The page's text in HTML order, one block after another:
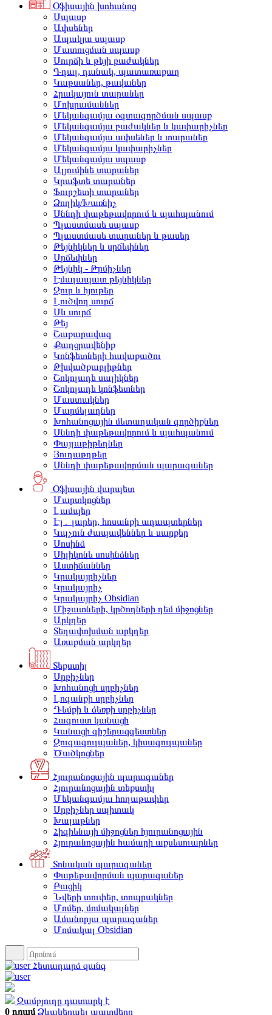
Օֆիսային խոհանոց
Սպասք
Ափսեներ
Ապակյա սպասք
Մատուցման սպասք
Սուրճի և թեյի բաժակներ
Գդալ, դանակ, պատառաքաղ
Կաթսաներ, թավաներ
Հրակայուն տարաներ
Մոխրամաններ
Մեկանգամյա օգտագործման սպասք
Մեկանգամյա բաժակներ և կափարիչներ
Մեկանգամյա ափսեներ և տարաներ
Մեկանգամյա կափարիչներ
Մեկանգամյա սպասք
Ալյումինե տարաներ
Կրաֆտե տարաներ
Ֆուրշետի տարաներ
Ձողիկ/Խառնիչ
Սննդի փաթեթավորում և պահպանում
Պլաստմասե սպասք
Պլաստմասե տարաներ և թասեր
Թեյնիկներ և սրճեփներ
Սրճեփներ
Թեյնիկ - Թրմիչներ
Էմալապատ թեյնիկներ
Ջուր և հյութեր
Լուծվող սուրճ
Սև սուրճ
Թեյ
Շաքարավազ
Քաղցրավենիք
Կոնֆետների հավաքածու
Թխվածքաբլիթներ
Շոկոլադե սալիկներ
Շոկոլադե կոնֆետներ
Մաստակներ
Մարմելադներ
Խոհանոցային մետաղական գործիքներ
Սննդի փաթեթավորում և պահպանում
Փայլաթիթեղներ
Յուղաթղթեր
Սննդի փաթեթավորման պարագաներ
Օֆիսային վարպետ
Մարտկոցներ
Լամպեր
Էլ․ լարեր, հոսանքի ադապտերներ
Կպչուն ժապավեններ և սարքեր
Սոսինձ
Սիլիկոնե սոսինձներ
Աստիճաններ
Կրակայրիչներ
Կրակայրիչ
Կրակայրիչ Obsidian
Միջատների, կրծողների դեմ միջոցներ
Արկղեր
Տեղափոխման արկղեր
Առաքման արկղեր
Տեքստիլ
Սրբիչներ
Խոհանոցի սրբիչներ
Լոգանքի սրբիչներ
Դեմքի և ձեռքի սրբիչներ
Հագուստ կանացի
Կանացի գիշերազգեստներ
Զուգագուլպաներ, կիսագուլպաներ
Ծածկոցներ
Հյուրանոցային պարագաներ
Հյուրանոցային տեքստիլ
Մեկանգամյա հողաթափեր
Սրբիչներ սպիտակ
Խալաթներ
Հիգիենայի միջոցներ հյուրանոցային
Հյուրանոցային համարի աքսեսուարներ
Տոնական պարագաներ
Փաթեթավորման պարագաներ
Բացիկ
Նվերի տուփեր, տոպրակներ
Մոմեր, մոմակալներ
Ամանորյա պարագաներ
Մոմակալ Obsidian
Հետադարձ զանգ
Զամբյուղը դատարկ է
0 դրամ Ձևակերպել պատվերը